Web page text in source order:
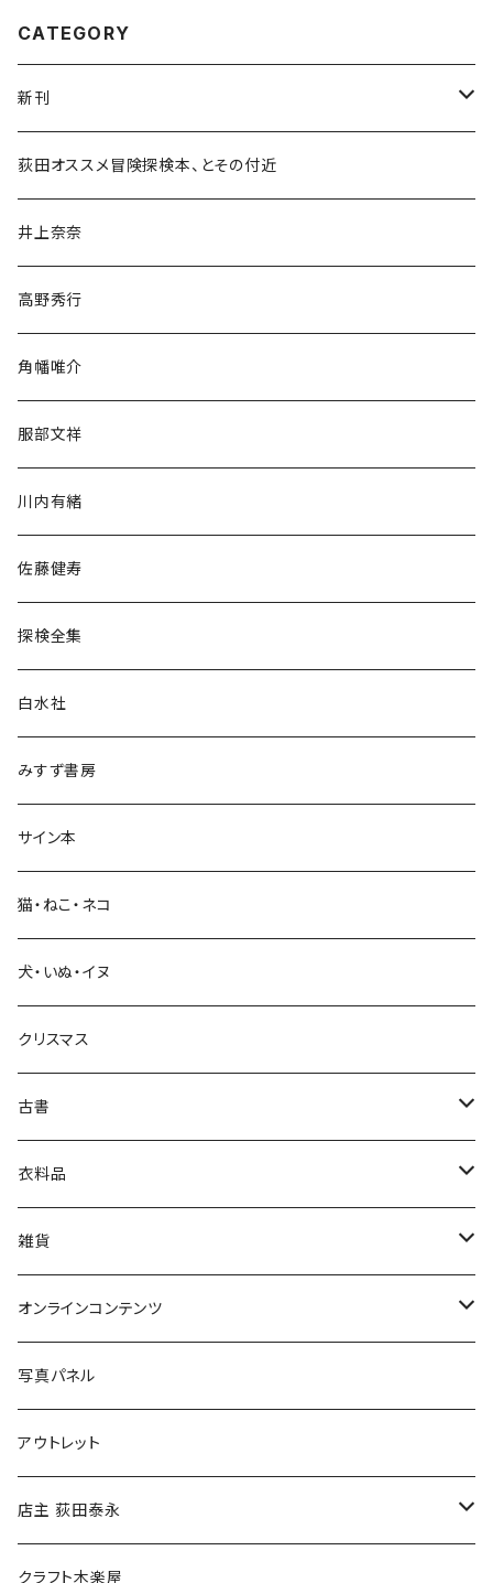
CATEGORY
新刊
和書
文学・小説・物語
随筆・ノンフィクション・その他
民族・風習
言語・ことば
生活・暮らし
芸術・絵画・写真
絵本・児童書
娯楽・エンターテインメント
荻田オススメ冒険探検本、とその付近
井上奈奈
高野秀行
角幡唯介
服部文祥
川内有緒
佐藤健寿
探検全集
白水社
みすず書房
サイン本
猫・ねこ・ネコ
犬・いぬ・イヌ
クリスマス
古書
古書セット
美術
衣料品
POLEWARDS
Tシャツ
雑貨
バッグ
ブックカバー
マグカップ
傘
食料品
オンラインコンテンツ
冒険クロストーク
写真パネル
アウトレット
店主 荻田泰永
書籍
クラフト木楽屋